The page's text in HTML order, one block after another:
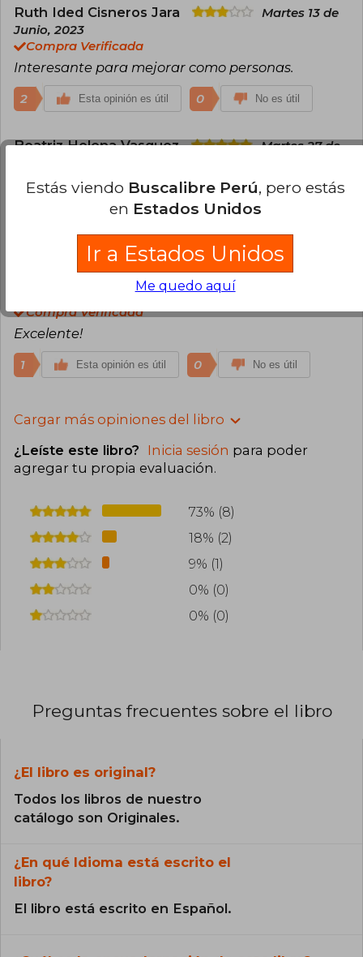
Ruth Ided Cisneros Jara
Martes 13 de
Junio, 2023
Compra Verificada
Interesante para mejorar como personas.
2 Esta opinión es útil 0 No es útil
Beatriz Helena Vasquez
Martes 27 de
Compra Verificada
0
Karina Martinez
Jueves 14 de
Compra Verificada
Excelente!
1 Esta opinión es útil 0 No es útil
Cargar más opiniones del libro
¿Leíste este libro? Inicia sesión para poder
agregar tu propia evaluación.
73% (8)
18% (2)
9% (1)
0% (0)
0% (0)
Preguntas frecuentes sobre el libro
¿El libro es original?
Todos los libros de nuestro
catálogo son Originales.
¿En qué Idioma está escrito el
libro?
El libro está escrito en Español.
Estás viendo Buscalibre Perú, pero estás
en Estados Unidos
Ir a Estados Unidos
Me quedo aquí